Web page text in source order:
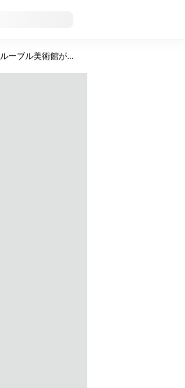
ご褒美旅はコレ！ルーブル美術館がすぐそば＆便利な駅チカ高級ホテルにステイ